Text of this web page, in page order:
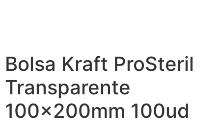
Bolsa Kraft ProSteril
Transparente
100x200mm 100ud